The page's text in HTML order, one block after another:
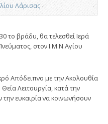
Λάρισας
το βράδυ, θα τελεσθεί Ιερά
στον Ι.Μ.Ν.Αγίου
Απόδειπνο με την Ακολουθία
Λειτουργία, κατά την
την ευκαιρία να κοινωνήσουν